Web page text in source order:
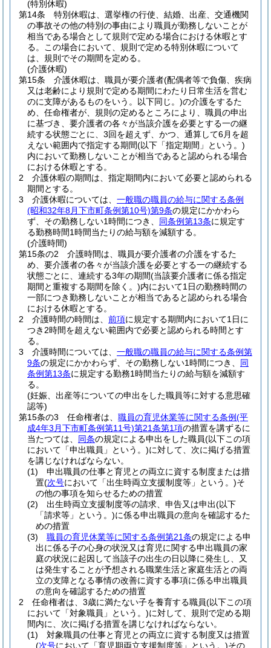
(特別休暇)
第14条
特別休暇は、選挙権の行使、結婚、出産、交通機関
の事故その他の特別の事由により職員が勤務しないことが
相当である場合として規則で定める場合における休暇とす
る。
この場合において、規則で定める特別休暇について
は、規則でその期間を定める。
(介護休暇)
第15条
介護休暇は、職員が要介護者(配偶者等で負傷、疾病
又は老齢により規則で定める期間にわたり日常生活を営む
のに支障があるものをいう。以下同じ。)の介護をするた
め、任命権者が、規則の定めるところにより、職員の申出
に基づき、要介護者の各々が当該介護を必要とする一の継
続する状態ごとに、3回を超えず、かつ、通算して6月を超
えない範囲内で指定する期間(以下「指定期間」という。)
内において勤務しないことが相当であると認められる場合
における休暇とする。
2
介護休暇の期間は、指定期間内において必要と認められる
期間とする。
3
介護休暇については、 一般職の職員の給与に関する条例
(昭和32年8月下市町条例第10号)第9条の規定にかかわら
ず、その勤務しない1時間につき、 同条例第13条に規定す
る勤務時間1時間当たりの給与額を減額する。
(介護時間)
第15条の2
介護時間は、職員が要介護者の介護をするた
め、要介護者の各々が当該介護を必要とする一の継続する
状態ごとに、連続する3年の期間(当該要介護者に係る指定
期間と重複する期間を除く。)内において1日の勤務時間の
一部につき勤務しないことが相当であると認められる場合
における休暇とする。
2
介護時間の時間は、 前項に規定する期間内において1日に
つき2時間を超えない範囲内で必要と認められる時間とす
る。
3
介護時間については、 一般職の職員の給与に関する条例第
9条の規定にかかわらず、その勤務しない1時間につき、 同
条例第13条に規定する勤務1時間当たりの給与額を減額す
る。
(妊娠、出産等についての申出をした職員等に対する意思確
認等)
第15条の3
任命権者は、 職員の育児休業等に関する条例(平
成4年3月下市町条例第11号)第21条第1項の措置を講ずるに
当たつては、 同条の規定による申出をした職員(以下この項
において「申出職員」という。)に対して、次に掲げる措置
を講じなければならない。
(1)
申出職員の仕事と育児との両立に資する制度または措
置(次号において「出生時両立支援制度等」という。)そ
の他の事項を知らせるための措置
(2)
出生時両立支援制度等の請求、申告又は申出(以下
「請求等」という。)に係る申出職員の意向を確認するた
めの措置
(3)
職員の育児休業等に関する条例第21条の規定による申
出に係る子の心身の状況又は育児に関する申出職員の家
庭の状況に起因して当該子の出生の日以降に発生し、又
は発生することが予想される職業生活と家庭生活との両
立の支障となる事情の改善に資する事項に係る申出職員
の意向を確認するための措置
2
任命権者は、3歳に満たない子を養育する職員(以下この項
において「対象職員」という。)に対して、規則で定める期
間内に、次に掲げる措置を講じなければならない。
(1)
対象職員の仕事と育児との両立に資する制度又は措置
(次号において「育児期両立支援制度等」という。)その